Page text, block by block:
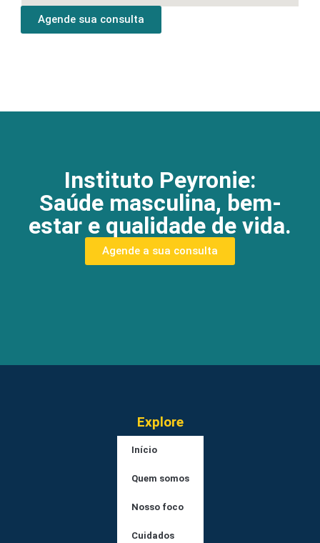
Agende sua consulta
Instituto Peyronie:
Saúde masculina, bem-
estar e qualidade de vida.
Agende a sua consulta
Explore
Início
Quem somos
Nosso foco
Cuidados